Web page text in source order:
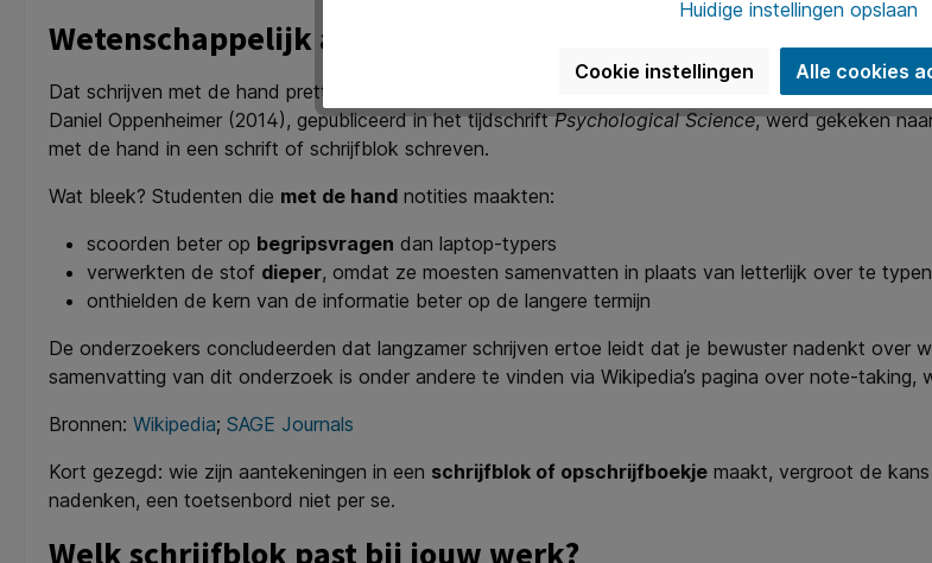
Wetenschappelijk aangetoond: met de hand noteren, in
Dat schrijven met de hand prettig werkt, voelt iedereen wel aan. Maar er is ook serieuze
Daniel Oppenheimer (2014), gepubliceerd in het tijdschriftPsychological Science, werd gekeken
met de hand in een schrift of schrijfblok schreven.
Wat bleek? Studenten die met de hand notities maakten:
scoorden beter op begripsvragen dan laptop-typers
verwerkten de stof dieper, omdat ze moesten samenvatten in plaats van letterlijk over te typen
onthielden de kern van de informatie beter op de langere termijn
De onderzoekers concludeerden dat langzamer schrijven ertoe leidt dat je bewuster nadenkt over
samenvatting van dit onderzoek is onder andere te vinden via Wikipedia’s pagina over note-taking,
Bronnen: Wikipedia; SAGE Journals
Kort gezegd: wie zijn aantekeningen in een schrijfblok of opschrijfboekje maakt, vergroot de
nadenken, een toetsenbord niet per se.
Welk schrijfblok past bij jouw werk?
Huidige instellingen opslaan
Cookie instellingen Alle cookies